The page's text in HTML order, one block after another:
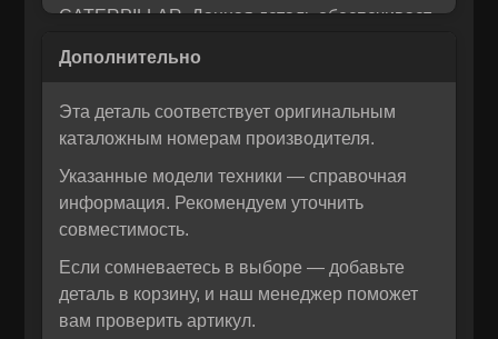
Отправить
Отправить
Даю своё согласие на обработку персональных данных.
CATERPILLAR. Данная деталь обеспечивает
предотвращая утечки масла и попадание
используется в моделях D6H, D7H, D9N,
трансмиссии в тяжелых условиях
эксплуатации.
Запчасти ITR USCO — это альтернатива
оригинальным комплектующим,
Эта деталь соответствует оригинальным
каталожным номерам производителя.
Указанные модели техники — справочная
информация. Рекомендуем уточнить
совместимость.
Если сомневаетесь в выборе — добавьте
деталь в корзину, и наш менеджер поможет
вам проверить артикул.